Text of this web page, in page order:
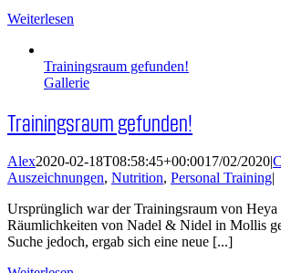
Weiterlesen
Trainingsraum gefunden!
Gallerie
Trainingsraum gefunden!
Alex2020-02-18T08:58:45+00:0017/02/2020|
Auszeichnungen, Nutrition, Personal Training|
Ursprünglich war der Trainingsraum von Heya
Räumlichkeiten von Nadel & Nidel in Mollis
Suche jedoch, ergab sich eine neue [...]